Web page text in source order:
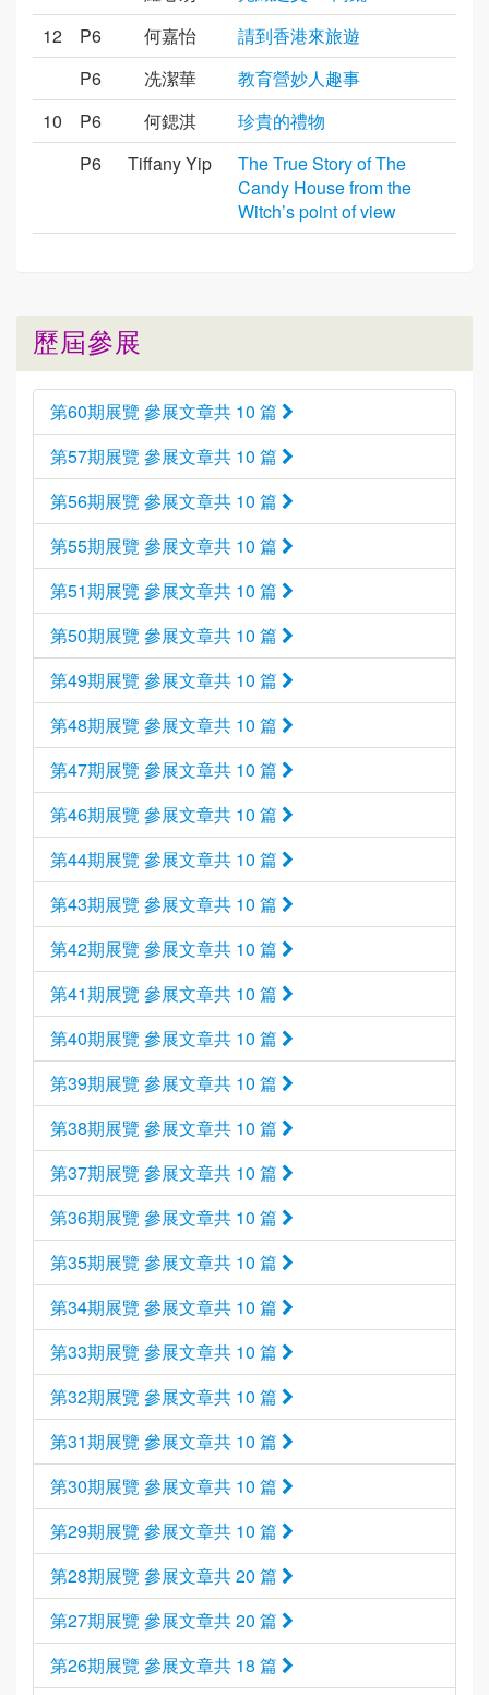
12
P6 何嘉怡
請到香港來旅遊
P6
冼潔華
教育營妙人趣事
10
P6 何鍶淇
珍貴的禮物
P6
Tiffany Yip
The True Story of The
Candy House from the
Witch’s point of view
歷屆參展
第60期展覽 參展文章共 10 篇
第57期展覽 參展文章共 10 篇
第56期展覽 參展文章共 10 篇
第55期展覽 參展文章共 10 篇
第51期展覽 參展文章共 10 篇
第50期展覽 參展文章共 10 篇
第49期展覽 參展文章共 10 篇
第48期展覽 參展文章共 10 篇
第47期展覽 參展文章共 10 篇
第46期展覽 參展文章共 10 篇
第44期展覽 參展文章共 10 篇
第43期展覽 參展文章共 10 篇
第42期展覽 參展文章共 10 篇
第41期展覽 參展文章共 10 篇
第40期展覽 參展文章共 10 篇
第39期展覽 參展文章共 10 篇
第38期展覽 參展文章共 10 篇
第37期展覽 參展文章共 10 篇
第36期展覽 參展文章共 10 篇
第35期展覽 參展文章共 10 篇
第34期展覽 參展文章共 10 篇
第33期展覽 參展文章共 10 篇
第32期展覽 參展文章共 10 篇
第31期展覽 參展文章共 10 篇
第30期展覽 參展文章共 10 篇
第29期展覽 參展文章共 10 篇
第28期展覽 參展文章共 20 篇
第27期展覽 參展文章共 20 篇
第26期展覽 參展文章共 18 篇